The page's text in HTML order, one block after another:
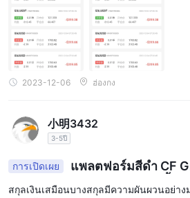
2023-12-06 ฮ่องกง
小明3432
3-5ปี
การเปิดเผย
แพลตฟอร์มสีดำ CF
หญ่ของฉันไป และอัตราดอกเบี้ยข้
สกุลเงินเสมือนบางสกุลมีความผันผวนอย่าง